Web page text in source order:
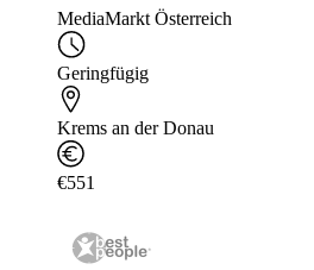
MediaMarkt Österreich
Geringfügig
Krems an der Donau
€551